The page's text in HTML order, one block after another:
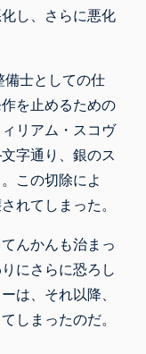
し、さらに悪化
士としての仕
を止めるための
リアム・スコヴ
文字通り 、銀のス
。この切除によ
れてしまった。
んかんも治まっ
にさらに恐ろし
は、それ以降、
しまったのだ。